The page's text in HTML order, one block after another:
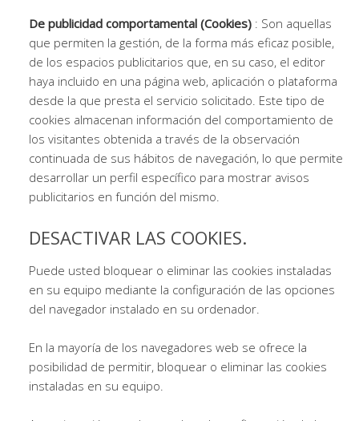
De publicidad comportamental (Cookies) : Son aquellas
que permiten la gestión, de la forma más eficaz posible,
de los espacios publicitarios que, en su caso, el editor
haya incluido en una página web, aplicación o plataforma
desde la que presta el servicio solicitado. Este tipo de
cookies almacenan información del comportamiento de
los visitantes obtenida a través de la observación
continuada de sus hábitos de navegación, lo que permite
desarrollar un perfil específico para mostrar avisos
publicitarios en función del mismo.
DESACTIVAR LAS COOKIES.
Puede usted bloquear o eliminar las cookies instaladas
en su equipo mediante la configuración de las opciones
del navegador instalado en su ordenador.
En la mayoría de los navegadores web se ofrece la
posibilidad de permitir, bloquear o eliminar las cookies
instaladas en su equipo.